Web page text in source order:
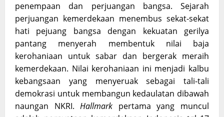
penempaan dan perjuangan bangsa. Sejarah
perjuangan kemerdekaan menembus sekat-sekat
hati pejuang bangsa dengan kekuatan gerilya
pantang menyerah membentuk nilai baja
kerohaniaan untuk sabar dan bergerak meraih
kemerdekaan. Nilai kerohaniaan ini menjadi kalbu
kebangsaan yang menyeruak sebagai tali-tali
demokrasi untuk membangun kedaulatan dibawah
naungan NKRI.Hallmark pertama yang muncul